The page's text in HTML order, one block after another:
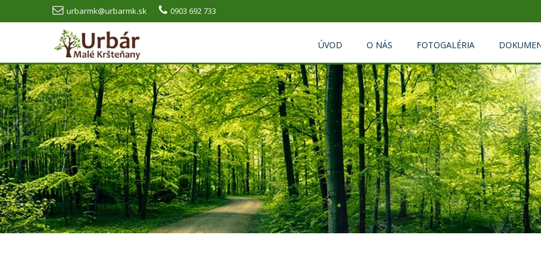
urbarmk@urbarmk.sk 0903 692 733
ÚVOD O NÁS FOTOGALÉRIA